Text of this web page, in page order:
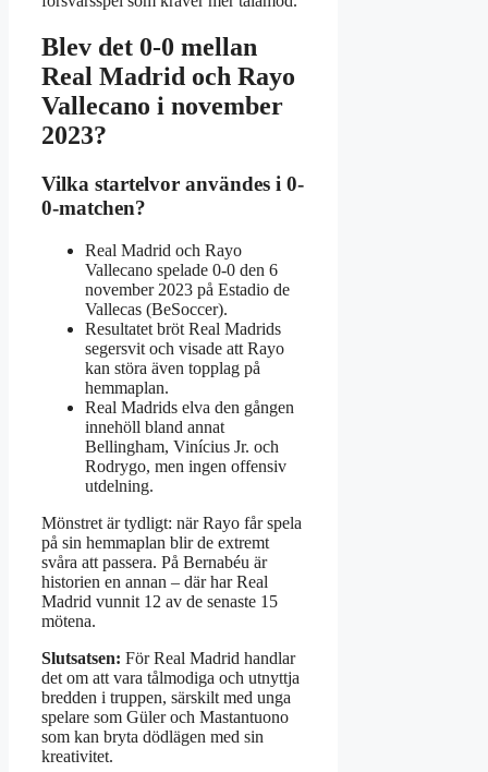
Blev det 0-0 mellan
Real Madrid och Rayo
Vallecano i november
2023?
Vilka startelvor användes i 0-
0-matchen?
Real Madrid och Rayo
Vallecano spelade 0-0 den 6
november 2023 på Estadio de
Vallecas (BeSoccer).
Resultatet bröt Real Madrids
segersvit och visade att Rayo
kan störa även topplag på
hemmaplan.
Real Madrids elva den gången
innehöll bland annat
Bellingham, Vinícius Jr. och
Rodrygo, men ingen offensiv
utdelning.
Mönstret är tydligt: när Rayo får spela
på sin hemmaplan blir de extremt
svåra att passera. På Bernabéu är
historien en annan – där har Real
Madrid vunnit 12 av de senaste 15
mötena.
Slutsatsen: För Real Madrid handlar
det om att vara tålmodiga och utnyttja
bredden i truppen, särskilt med unga
spelare som Güler och Mastantuono
som kan bryta dödlägen med sin
kreativitet.